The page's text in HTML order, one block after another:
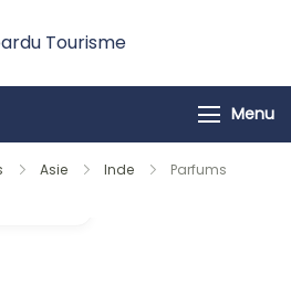
Tourisme
Menu
Asie Inde
Parfums